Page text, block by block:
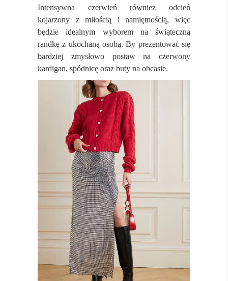
Intensywna czerwień również odcień
kojarzony z miłością i namiętnością, więc
będzie idealnym wyborem na świąteczną
randkę z ukochaną osobą. By prezentować się
bardziej zmysłowo postaw na czerwony
kardigan, spódnicę oraz buty na obcasie.